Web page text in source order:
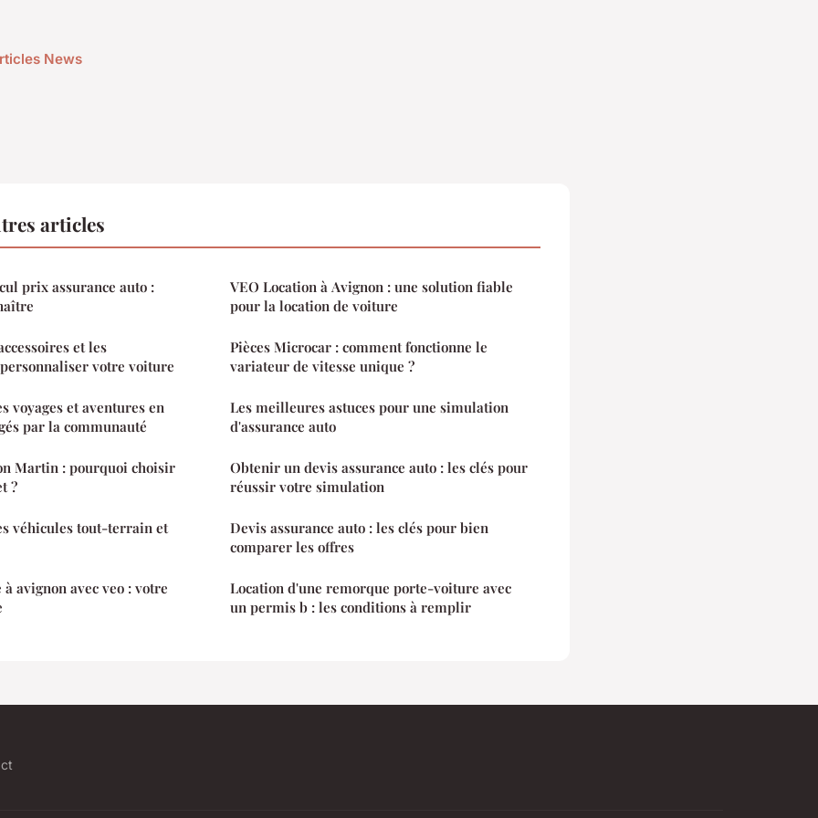
News
articles
prix assurance auto :
et les
votre voiture
voyages et aventures en
par la communauté
Martin : pourquoi choisir
?
véhicules tout-terrain et
avignon avec veo : votre
VEO Location à Avignon : une solution fiable
pour la location de voiture
Pièces Microcar : comment fonctionne le
variateur de vitesse unique ?
Les meilleures astuces pour une simulation
d'assurance auto
Obtenir un devis assurance auto : les clés pour
réussir votre simulation
Devis assurance auto : les clés pour bien
comparer les offres
Location d'une remorque porte-voiture avec
un permis b : les conditions à remplir